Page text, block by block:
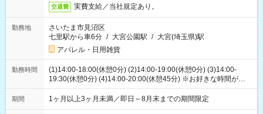
交通費 実費支給／当社規定あり。
勤務地
さいたま市見沼区
七里駅から車6分 / 大宮公園駅 / 大宮(埼玉県)駅
アパレル・日用雑貨
勤務時間
(1)14:00-18:00(休憩0分) (2)14:00-19:00(休憩0分) (3)14:00-
19:30(休憩0分) (4)14:00-20:00(休憩45分) ※お好きな時間が選べ
ます
期間 1ヶ月以上3ヶ月未満／即日～8月末までの期間限定